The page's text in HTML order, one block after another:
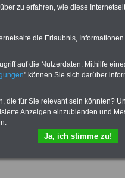
Euro bei einer Laufzeit von 12
Dienst auf dem Laufenden: Sie
finden im PortalPDF-SERVICEauch
Dienst (TVöD, TV-L)sowie weitere
10 Bücher bzw. eBooks zum
herunterladen, lesen und
zu erfahren, wie diese
die Erlaubnis,
auf die Nutzerdaten. Mithilfe
" können Sie sich darüber
die für Sie relevant sein könnten?
Anzeigen einzublenden und
Ja, ich stimme zu!